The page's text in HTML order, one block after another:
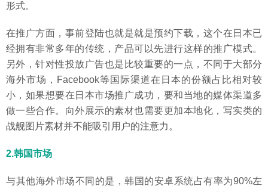
形式。
在推广方面，事前登陆也就是就是预约下载，这个在日本已
经拥有非常多年的传统，产品可以先进行这样的推广模式。
另外，针对性投放广告也是比较重要的一点，不同于大部分
海外市场，Facebook等国际渠道在日本的份额占比相对较
小，如果想要在日本市场推广成功，要和当地的媒体渠道多
做一些合作。向外展示的素材也需要更加本地化，写实类的
战舰图片素材并不能吸引用户的注意力。
2.韩国市场
与其他海外市场不同的是，韩国的安卓系统占有率为90%左